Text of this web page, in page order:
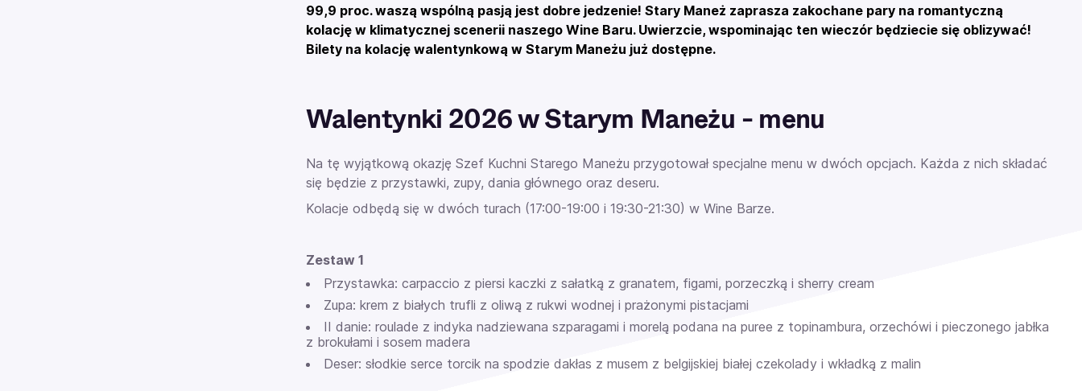
99,9 proc. waszą wspólną pasją jest dobre jedzenie! Stary Maneż zaprasza zakochane pary na romantyczną
kolację w klimatycznej scenerii naszego Wine Baru. Uwierzcie, wspominając ten wieczór będziecie się oblizywać!
Bilety na kolację walentynkową w Starym Maneżu już dostępne.
Walentynki 2026 w Starym Maneżu - menu
Na tę wyjątkową okazję Szef Kuchni Starego Maneżu przygotował specjalne menu w dwóch opcjach. Każda z nich składać
się będzie z przystawki, zupy, dania głównego oraz deseru.
Kolacje odbędą się w dwóch turach (17:00-19:00 i 19:30-21:30) w Wine Barze.
Zestaw 1
Przystawka: carpaccio z piersi kaczki z sałatką z granatem, figami, porzeczką i sherry cream
Zupa: krem z białych trufli z oliwą z rukwi wodnej i prażonymi pistacjami
II danie: roulade z indyka nadziewana szparagami i morelą podana na puree z topinambura, orzechówi i pieczonego jabłka
z brokułami i sosem madera
Deser: słodkie serce torcik na spodzie dakłas z musem z belgijskiej białej czekolady i wkładką z malin